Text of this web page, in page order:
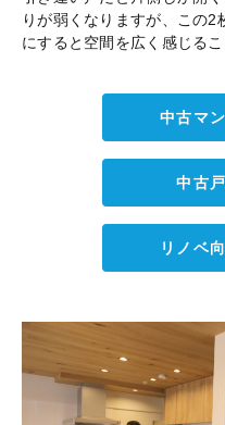
りが弱くなりますが、この
にすると空間を広く感じるこ
中古マ
中古
リノベ